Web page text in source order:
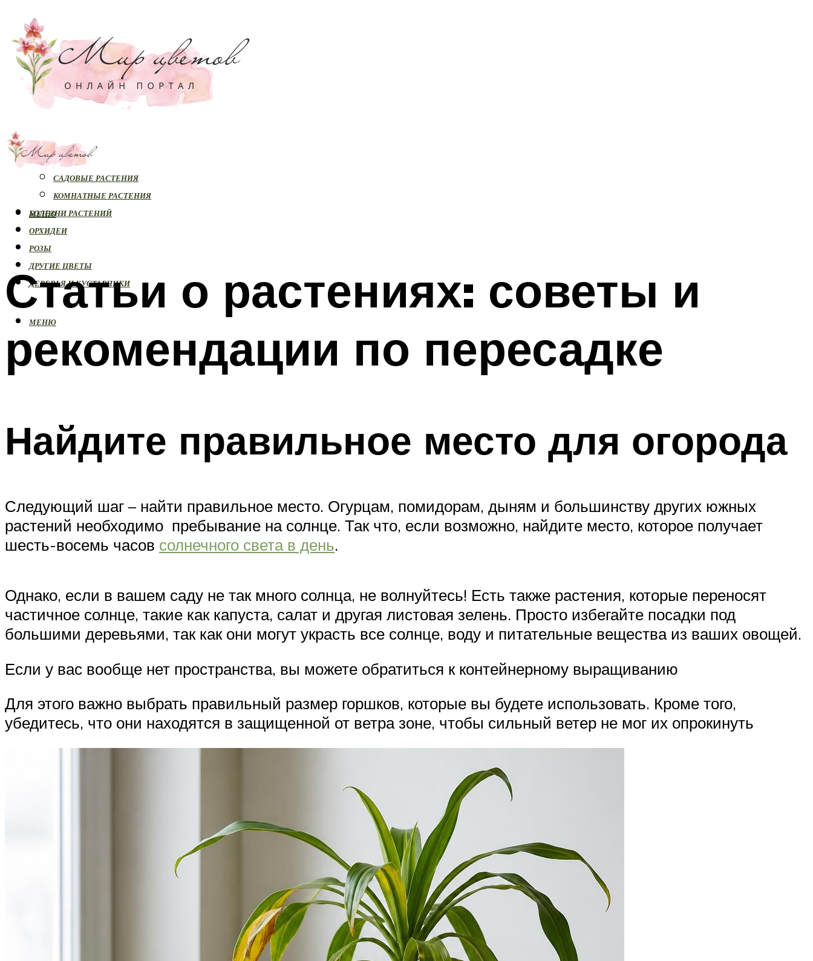
РАСТЕНИЯ
САДОВЫЕ РАСТЕНИЯ
КОМНАТНЫЕ РАСТЕНИЯ
БОЛЕЗНИ РАСТЕНИЙ
ОРХИДЕИ
РОЗЫ
ДРУГИЕ ЦВЕТЫ
ДЕРЕВЬЯ И КУСТАРНИКИ
МЕНЮ
МЕНЮ
Статьи о растениях: советы и
рекомендации по пересадке
Найдите правильное место для огорода
Следующий шаг – найти правильное место. Огурцам, помидорам, дыням и большинству других южных
растений необходимо пребывание на солнце. Так что, если возможно, найдите место, которое получает
шесть-восемь часов солнечного света в день.
Однако, если в вашем саду не так много солнца, не волнуйтесь! Есть также растения, которые переносят
частичное солнце, такие как капуста, салат и другая листовая зелень. Просто избегайте посадки под
большими деревьями, так как они могут украсть все солнце, воду и питательные вещества из ваших овощей.
Если у вас вообще нет пространства, вы можете обратиться к контейнерному выращиванию
Для этого важно выбрать правильный размер горшков, которые вы будете использовать. Кроме того,
убедитесь, что они находятся в защищенной от ветра зоне, чтобы сильный ветер не мог их опрокинуть